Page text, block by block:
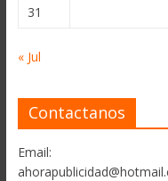
31
« Jul
Contactanos
Email: